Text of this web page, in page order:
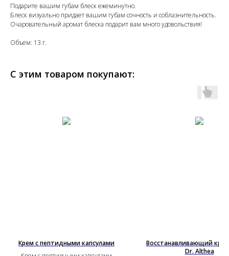
Подарите вашим губам блеск ежеминутно.
Блеск визуально придает вашим губам сочность и соблазнительность.
Очаровательный аромат блеска подарит вам много удовольствия!
Объем: 13 г.
С этим товаром покупают:
Крем с пептидными капсулами
Восстанавливающий
Dr. Althea